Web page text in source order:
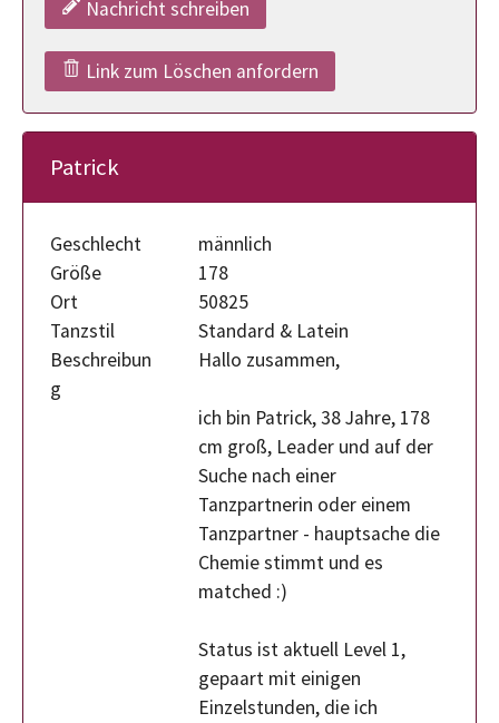
Nachricht schreiben
Link zum Löschen anfordern
Patrick
Geschlecht
männlich
Größe
178
Ort
50825
Tanzstil
Standard & Latein
Beschreibun
g
Hallo zusammen,
ich bin Patrick, 38 Jahre, 178
cm groß, Leader und auf der
Suche nach einer
Tanzpartnerin oder einem
Tanzpartner - hauptsache die
Chemie stimmt und es
matched :)
Status ist aktuell Level 1,
gepaart mit einigen
Einzelstunden, die ich